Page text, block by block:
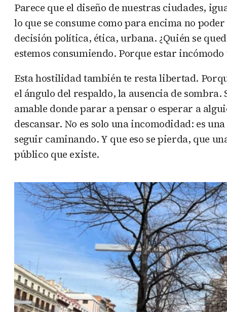
Parece que el diseño de nuestras ciudades,
lo que se consume como para encima no
decisión política, ética, urbana. ¿Quién se
estemos consumiendo. Porque estar
Esta hostilidad también te resta libertad.
el ángulo del respaldo, la ausencia de
amable donde parar a pensar o esperar a
descansar. No es solo una incomodidad: es
seguir caminando. Y que eso se pierda, que
público que existe.